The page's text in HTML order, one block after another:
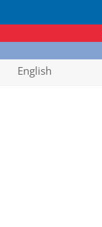
English